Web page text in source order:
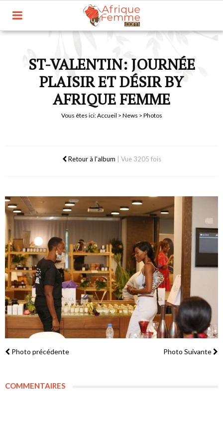
ST-VALENTIN: JOURNÉE
PLAISIR ET DÉSIR BY
AFRIQUE FEMME
Vous êtes ici:Accueil > News > Photos
Retour à l'album Vue 3205 fois
Photo précédente Photo Suivante
COMMENTAIRES